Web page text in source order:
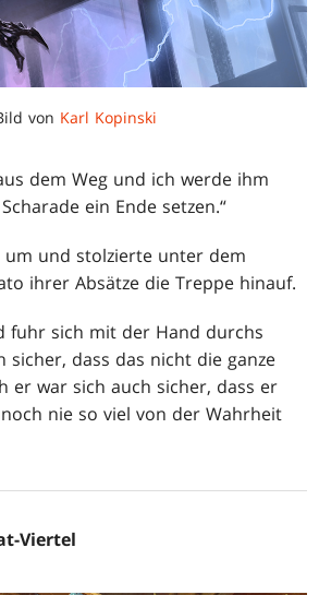
von Karl Kopinski
dem Weg und ich werde ihm
ein Ende setzen.“
um und stolzierte unter dem
ihrer Absätze die Treppe hinauf.
fuhr sich mit der Hand durchs
sicher, dass das nicht die ganze
er war sich auch sicher, dass er
nie so viel von der Wahrheit
Viertel